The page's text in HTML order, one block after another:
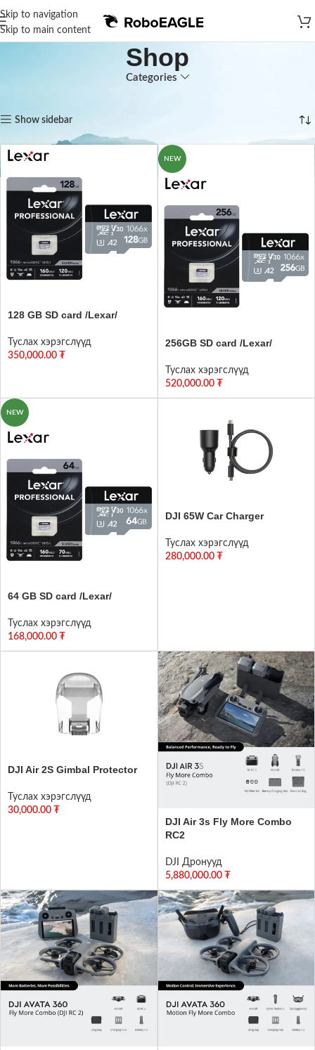
Skip to navigation
Skip to main content
Shop
Categories
Show sidebar
128 GB SD card /Lexar/
Туслах хэрэгслүүд
350,000.00 ₮
NEW
256GB SD card /Lexar/
Туслах хэрэгслүүд
520,000.00 ₮
NEW
64 GB SD card /Lexar/
Туслах хэрэгслүүд
168,000.00 ₮
DJI 65W Car Charger
Туслах хэрэгслүүд
280,000.00 ₮
DJI Air 2S Gimbal Protector
Туслах хэрэгслүүд
30,000.00 ₮
DJI Air 3s Fly More Combo
RC2
DJI Дронууд
5,880,000.00 ₮